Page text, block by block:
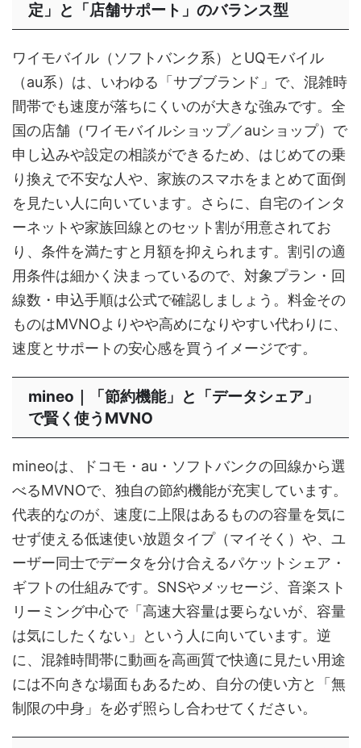
定」と「店舗サポート」のバランス型
ワイモバイル（ソフトバンク系）とUQモバイル
（au系）は、いわゆる「サブブランド」で、混雑時
間帯でも速度が落ちにくいのが大きな強みです。全
国の店舗（ワイモバイルショップ／auショップ）で
申し込みや設定の相談ができるため、はじめての乗
り換えで不安な人や、家族のスマホをまとめて面倒
を見たい人に向いています。さらに、自宅のインタ
ーネットや家族回線とのセット割が用意されてお
り、条件を満たすと月額を抑えられます。割引の適
用条件は細かく決まっているので、対象プラン・回
線数・申込手順は公式で確認しましょう。料金その
ものはMVNOよりやや高めになりやすい代わりに、
速度とサポートの安心感を買うイメージです。
mineo｜「節約機能」と「データシェア」
で賢く使うMVNO
mineoは、ドコモ・au・ソフトバンクの回線から選
べるMVNOで、独自の節約機能が充実しています。
代表的なのが、速度に上限はあるものの容量を気に
せず使える低速使い放題タイプ（マイそく）や、ユ
ーザー同士でデータを分け合えるパケットシェア・
ギフトの仕組みです。SNSやメッセージ、音楽スト
リーミング中心で「高速大容量は要らないが、容量
は気にしたくない」という人に向いています。逆
に、混雑時間帯に動画を高画質で快適に見たい用途
には不向きな場面もあるため、自分の使い方と「無
制限の中身」を必ず照らし合わせてください。